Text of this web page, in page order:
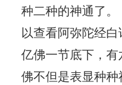
种二种的神通了
以查看阿弥陀经
亿佛一节底下，有
佛不但是表显种